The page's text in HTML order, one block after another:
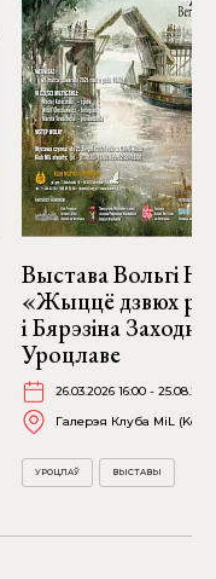
Выстава Вольгі
«Жыццё дзвюх
і Бярэзіна
Уроцлаве
26.03.2026 16:00 -
Галерэя Клуба MiL
УРОЦЛАЎ ВЫСТАВЫ